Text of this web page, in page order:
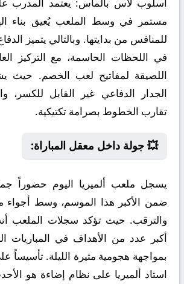
مستمر في وسط الملعب يُعيق بناء
للمنافس من بدايتها. وبالتالي يتميز
في اللحظات الحاسمة، مع التركيز
اللصيقة لمفاتيح لعب الخصم. حيث
الجدار الدفاعي غير القابل للكسر،
تقارب الخطوط بصرامة تكتيكية.
💥 جولة داخل معقل المباراة:
يسجل ملعب ألميريا اليوم حضوراً
ضمن الأكبر هذا الموسم، وسط
والترقب. حيث تؤكد سجلات الملعب أنه
أكبر عدد من الأهداف في المباريات
بمواجهة هجومية مثيرة الليلة. تأسيساً
استاد ألميريا على نظام إضاءة هو